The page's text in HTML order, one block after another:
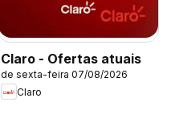
Claro - Ofertas atuais
de sexta-feira 07/08/2026
Claro